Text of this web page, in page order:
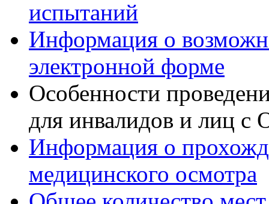
испытаний
Информация о
электронной форме
Особенности
для инвалидов и лиц с
Информация о
медицинского осмотра